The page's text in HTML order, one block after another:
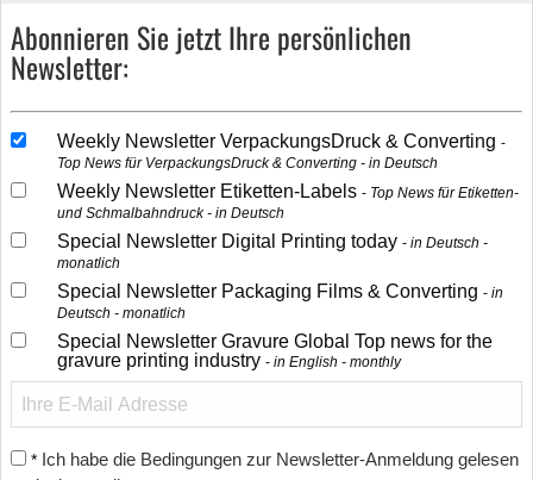
Abonnieren Sie jetzt Ihre persönlichen
Newsletter:
Weekly Newsletter VerpackungsDruck & Converting
Top News für VerpackungsDruck & Converting - in Deutsch
Weekly Newsletter Etiketten-Labels
Top News für Etiketten-
und Schmalbahndruck - in Deutsch
Special Newsletter Digital Printing today
in Deutsch -
monatlich
Special Newsletter Packaging Films & Converting
in
Deutsch - monatlich
Special Newsletter Gravure Global Top news for the
gravure printing industry
in English - monthly
* Ich habe die Bedingungen zur Newsletter-Anmeldung gelesen